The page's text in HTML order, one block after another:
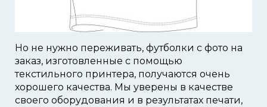
Но не нужно переживать, футболки с фото на
заказ, изготовленные с помощью
текстильного принтера, получаются очень
хорошего качества. Мы уверены в качестве
своего оборудования и в результатах печати,